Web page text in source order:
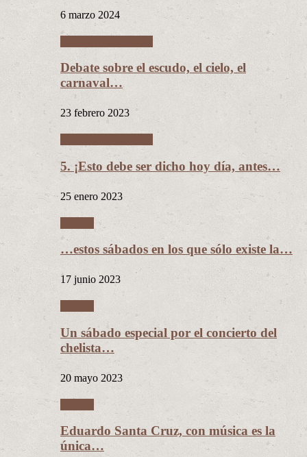
6 marzo 2024
Debate sobre el escudo, el cielo, el
carnaval…
23 febrero 2023
5. ¡Esto debe ser dicho hoy día, antes…
25 enero 2023
…estos sábados en los que sólo existe la…
17 junio 2023
Un sábado especial por el concierto del
chelista…
20 mayo 2023
Eduardo Santa Cruz, con música es la
única…